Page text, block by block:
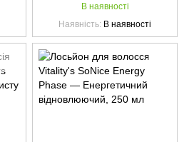
В наявності
Наявність В наявності